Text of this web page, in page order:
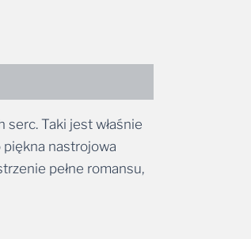
serc. Taki jest właśnie
piękna nastrojowa
pełne romansu,